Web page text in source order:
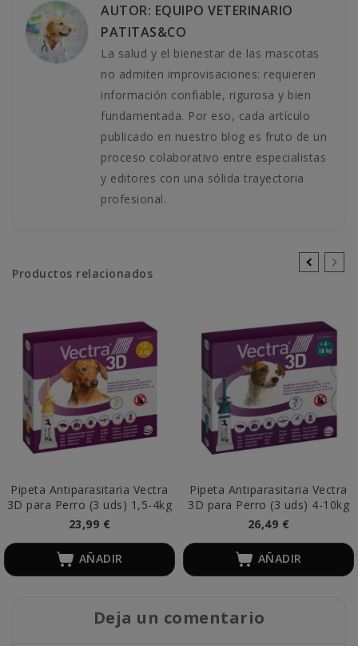
AUTOR: EQUIPO VETERINARIO
PATITAS&CO
La salud y el bienestar de las mascotas
no admiten improvisaciones: requieren
información confiable, rigurosa y bien
fundamentada. Por eso, cada artículo
publicado en nuestro blog es fruto de un
proceso colaborativo entre especialistas
y editores con una sólida trayectoria
profesional.
Productos relacionados
Pipeta Antiparasitaria Vectra
3D para Perro (3 uds) 1,5-4kg
23,99 €
AÑADIR
Pipeta Antiparasitaria Vectra
3D para Perro (3 uds) 4-10kg
26,49 €
AÑADIR
Deja un comentario